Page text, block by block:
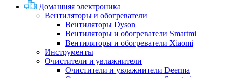
Домашняя электроника
Вентиляторы и обогреватели
Вентиляторы Dyson
Вентиляторы и обогреватели Smartmi
Вентиляторы и обогреватели Xiaomi
Инструменты
Очистители и увлажнители
Очистители и увлажнители Deerma